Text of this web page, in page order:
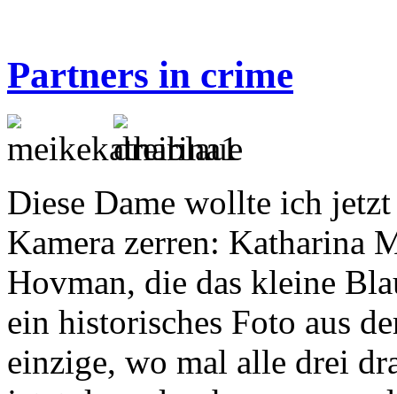
Partners in crime
Diese Dame wollte ich
Kamera zerren: Katharina
Hovman, die das kleine
ein historisches Foto aus
einzige, wo mal alle drei